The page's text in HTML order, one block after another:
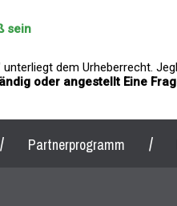
sein
unterliegt dem Urheberrecht.
oder angestellt Eine
/ Partnerprogramm /